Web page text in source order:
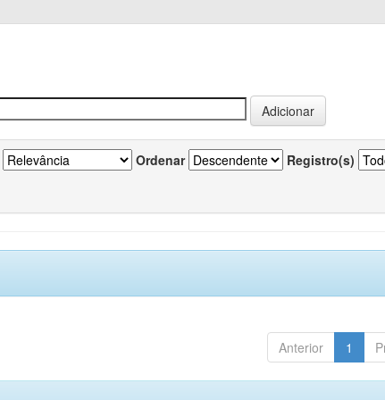
Ordenar Registro(s)
Anterior 1